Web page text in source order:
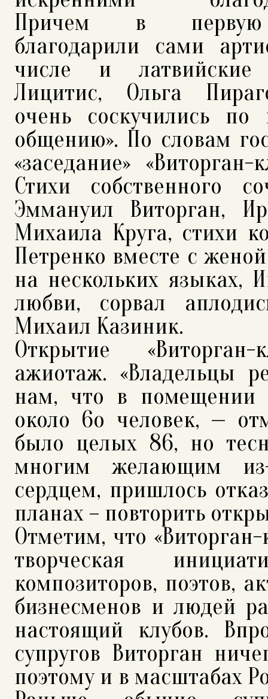
Причем в первую
благодарили сами
числе и
Лицитис, Ольга
очень соскучились по
общению». По словам
«заседание»
Стихи собственного
Эммануил Виторган,
Михаила Круга, стихи
Петренко вместе с
на нескольких языках,
любви, сорвал
Михаил Казиник.
Открытие
ажиотаж. «Владельцы
нам, что в помещении
около 6о человек, —
было целых 86, но
многим желающим из-
сердцем, пришлось
планах – повторить
Отметим, что
творческая
композиторов, поэтов,
бизнесменов и людей
настоящий клубов.
супругов Виторган
поэтому и в масштабах